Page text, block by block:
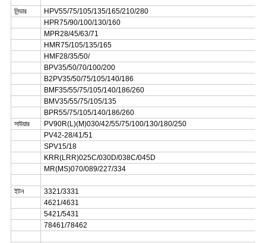
লিন্ডার
HPV55/75/105/135/165/210/280
HPR75/90/100/130/160
MPR28/45/63/71
HMR75/105/135/165
HMF28/35/50/
BPV35/50/70/100/200
B2PV35/50/75/105/140/186
BMF35/55/75/105/140/186/260
BMV35/55/75/105/135
BPR55/75/105/140/186/260
সাউয়ার
PV90R(L)(M)030/42/55/75/100/130/180/250
PV42-28/41/51
SPV15/18
KRR(LRR)025C/030D/038C/045D
MR(MS)070/089/227/334
ইটন
3321/3331
4621/4631
5421/5431
78461/78462